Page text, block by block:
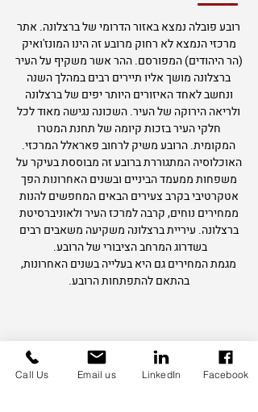
רובע פובלה נמצא באזור הדרומי של ברצלונה. אתר
מרכזי הנמצא לא רחוק מרובע זה הינו המונז'ואיק
(הר היהודים) המפורסם. ההר אשר משקיף על העיר
ברצלונה מושך אליו תיירים רבים במהלך השנה
ונחשב לאחד האיזורים היותר יפים של ברצלונה
ולריאה הירוקה של העיר. השכונה נגישה מאוד לכל
חלקי העיר בזכות קיומה של תחנת המטרו
המקומית. הרובע משיק לרחוב פאראלל המרכזי.
האוכלוסיה המתגוררת ברובע זה מבוססת בעיקר על
משפחות ממעמד הביניים ובשנים האחרונות הפך
אטקרטיבי בקרב צעירים הבאים המחפשים להנות
ממחירים נוחים, קרבה למרכז העיר ולאוניברסיטת
ברצלונה. עיריית ברצלונה משקיעה משאבים רבים
בשדרוג המרחב הציבורי של הרובע.
​מגמת המחירים גם היא בעלייה בשנים האחרונות,
בהתאם להתפתחות הרובע.
Call Us Email us LinkedIn Facebook